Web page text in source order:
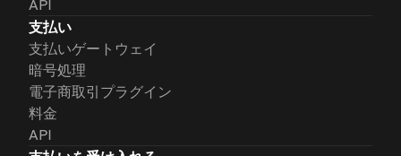
API
支払い
支払いゲートウェイ
暗号処理
電子商取引プラグイン
料金
API